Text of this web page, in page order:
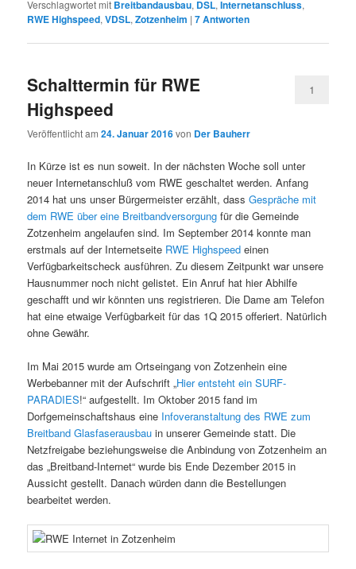
Verschlagwortet mit Breitbandausbau, DSL,Internetanschluss,
RWE Highspeed,VDSL,Zotzenheim |7Antworten
Schalttermin für RWE
Highspeed
Veröffentlicht am24. Januar 2016von Der Bauherr
1
In Kürze ist es nun soweit. In der nächsten Woche soll unter
neuer Internetanschluß vom RWE geschaltet werden. Anfang
2014 hat uns unser Bürgermeister erzählt, dassGespräche mit
dem RWE über eine Breitbandversorgung für die Gemeinde
Zotzenheim angelaufen sind. Im September 2014 konnte man
erstmals auf der Internetseite RWE Highspeed einen
Verfügbarkeitscheck ausführen. Zu diesem Zeitpunkt war unsere
Hausnummer noch nicht gelistet. Ein Anruf hat hier Abhilfe
geschafft und wir könnten uns registrieren. Die Dame am Telefon
hat eine etwaige Verfügbarkeit für das 1Q 2015 offeriert. Natürlich
ohne Gewähr.
Im Mai 2015 wurde am Ortseingang von Zotzenhein eine
Werbebanner mit der Aufschrift „Hier entsteht ein SURF-
PARADIES!“ aufgestellt. Im Oktober 2015 fand im
Dorfgemeinschaftshaus eine Infoveranstaltung des RWE zum
Breitband Glasfaserausbau in unserer Gemeinde statt. Die
Netzfreigabe beziehungsweise die Anbindung von Zotzenheim an
das „Breitband-Internet“ wurde bis Ende Dezember 2015 in
Aussicht gestellt. Danach würden dann die Bestellungen
bearbeitet werden.